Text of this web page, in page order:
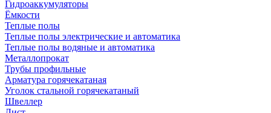
Гидроаккумуляторы
Ёмкости
Теплые полы
Теплые полы электрические и автоматика
Теплые полы водяные и автоматика
Металлопрокат
Трубы профильные
Арматура горячекатаная
Уголок стальной горячекатаный
Швеллер